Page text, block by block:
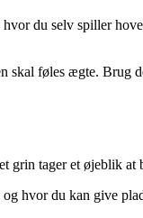
du selv spiller
føles ægte. Brug
tager et øjeblik
hvor du kan give